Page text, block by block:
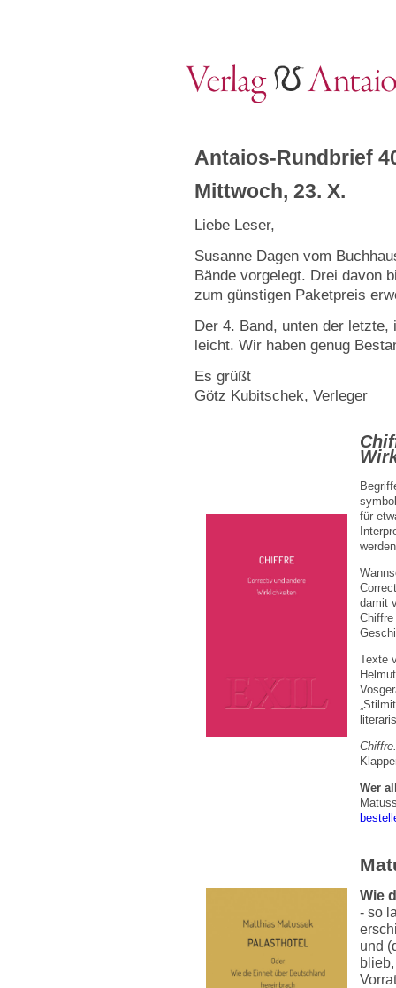
Antaios-Rundbrief
Mittwoch, 23. X.
Liebe Leser,
Susanne Dagen vom
Bände vorgelegt. Drei davon
zum günstigen Paketpreis
Der 4. Band, unten der
leicht. Wir haben genug
Es grüßt
Götz Kubitschek, Verleger
für
damit
Texte
Wer
Wie
- so
und